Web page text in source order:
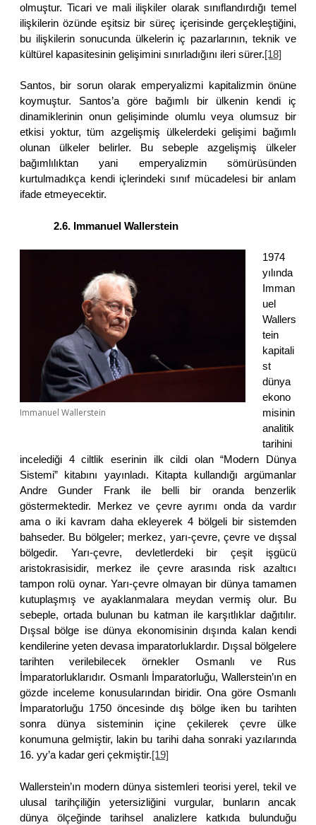
olmuştur. Ticari ve mali ilişkiler olarak sınıflandırdığı temel
ilişkilerin özünde eşitsiz bir süreç içerisinde gerçekleştiğini,
bu ilişkilerin sonucunda ülkelerin iç pazarlarının, teknik ve
kültürel kapasitesinin gelişimini sınırladığını ileri sürer.[18]
Santos, bir sorun olarak emperyalizmi kapitalizmin önüne
koymuştur. Santos’a göre bağımlı bir ülkenin kendi iç
dinamiklerinin onun gelişiminde olumlu veya olumsuz bir
etkisi yoktur, tüm azgelişmiş ülkelerdeki gelişimi bağımlı
olunan ülkeler belirler. Bu sebeple azgelişmiş ülkeler
bağımlılıktan yani emperyalizmin sömürüsünden
kurtulmadıkça kendi içlerindeki sınıf mücadelesi bir anlam
ifade etmeyecektir.
2.6. Immanuel Wallerstein
Immanuel Wallerstein
1974
yılında
Imman
uel
Wallers
tein
kapitali
st
dünya
ekono
misinin
analitik
tarihini
incelediği 4 ciltlik eserinin ilk cildi olan “Modern Dünya
Sistemi” kitabını yayınladı. Kitapta kullandığı argümanlar
Andre Gunder Frank ile belli bir oranda benzerlik
göstermektedir. Merkez ve çevre ayrımı onda da vardır
ama o iki kavram daha ekleyerek 4 bölgeli bir sistemden
bahseder. Bu bölgeler; merkez, yarı-çevre, çevre ve dışsal
bölgedir. Yarı-çevre, devletlerdeki bir çeşit işgücü
aristokrasisidir, merkez ile çevre arasında risk azaltıcı
tampon rolü oynar. Yarı-çevre olmayan bir dünya tamamen
kutuplaşmış ve ayaklanmalara meydan vermiş olur. Bu
sebeple, ortada bulunan bu katman ile karşıtlıklar dağıtılır.
Dışsal bölge ise dünya ekonomisinin dışında kalan kendi
kendilerine yeten devasa imparatorluklardır. Dışsal bölgelere
tarihten verilebilecek örnekler Osmanlı ve Rus
İmparatorluklarıdır. Osmanlı İmparatorluğu, Wallerstein’ın en
gözde inceleme konusularından biridir. Ona göre Osmanlı
İmparatorluğu 1750 öncesinde dış bölge iken bu tarihten
sonra dünya sisteminin içine çekilerek çevre ülke
konumuna gelmiştir, lakin bu tarihi daha sonraki yazılarında
16. yy’a kadar geri çekmiştir.[19]
Wallerstein’ın modern dünya sistemleri teorisi yerel, tekil ve
ulusal tarihçiliğin yetersizliğini vurgular, bunların ancak
dünya ölçeğinde tarihsel analizlere katkıda bulunduğu